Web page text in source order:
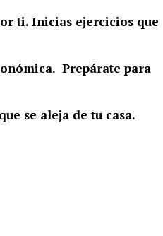
ti. Inicias ejercicios que
Prepárate para
se aleja de tu casa.